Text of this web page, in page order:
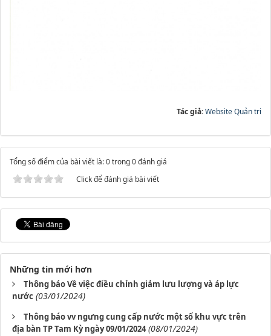
Tác giả:Website Quản tri
Tổng số điểm của bài viết là: 0 trong 0 đánh giá
Click để đánh giá bài viết
Những tin mới hơn
Thông báo Về việc điều chỉnh giảm lưu lượng và áp lực
nước (03/01/2024)
Thông báo vv ngưng cung cấp nước một số khu vực trên
địa bàn TP Tam Kỳ ngày 09/01/2024 (08/01/2024)